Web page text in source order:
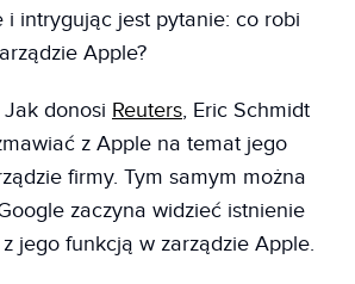
i intrygując jest pytanie: co robi
Apple?
Jak donosi Reuters, Eric Schmidt
z Apple na temat jego
firmy. Tym samym można
zaczyna widzieć istnienie
jego funkcją w zarządzie Apple.